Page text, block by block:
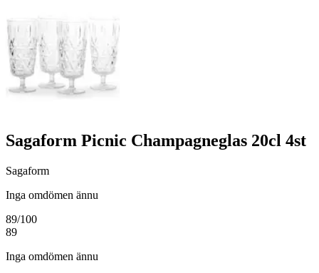
Sagaform Picnic Champagneglas 20cl 4st
Sagaform
Inga omdömen ännu
89/100
89
Inga omdömen ännu